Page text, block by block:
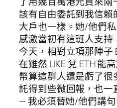
該有自由委託到我信賴
大戶也一樣。她/他們
感激當初有這班人支持
今天，相對立項那陣子
在雖然 LIKE 兌 ETH 能
幣算這群人還是虧了很
託得到些微回報，也一
— 我必須替她/他們講句